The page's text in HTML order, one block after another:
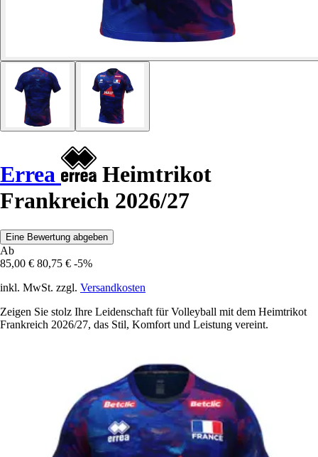
Errea
Heimtrikot
Frankreich 2026/27
Eine Bewertung abgeben
Ab
85,00 € 80,75 € -5%
inkl. MwSt. zzgl. Versandkosten
Zeigen Sie stolz Ihre Leidenschaft für Volleyball mit dem Heimtrikot
Frankreich 2026/27, das Stil, Komfort und Leistung vereint.